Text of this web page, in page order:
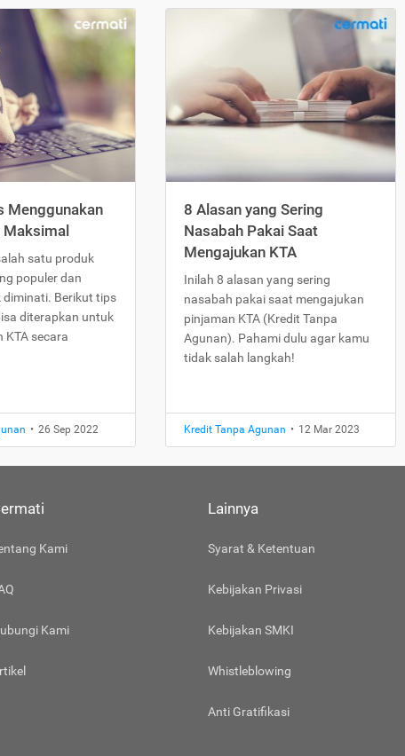
Menggunakan
Maksimal
satu produk
populer dan
diminati. Berikut tips
diterapkan untuk
KTA secara
• 26 Sep 2022
8 Alasan yang Sering
Nasabah Pakai Saat
Mengajukan KTA
Inilah 8 alasan yang sering
nasabah pakai saat mengajukan
pinjaman KTA (Kredit Tanpa
Agunan). Pahami dulu agar kamu
tidak salah langkah!
Kredit Tanpa Agunan • 12 Mar 2023
Kami
Kami
Lainnya
Syarat & Ketentuan
Kebijakan Privasi
Kebijakan SMKI
Whistleblowing
Anti Gratifikasi